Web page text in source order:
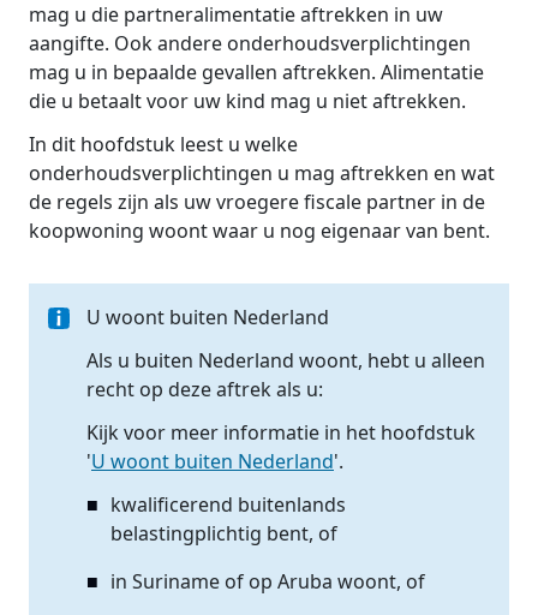
mag u die partneralimentatie aftrekken in uw
aangifte. Ook andere onderhoudsverplichtingen
mag u in bepaalde gevallen aftrekken. Alimentatie
die u betaalt voor uw kind mag u niet aftrekken.
In dit hoofdstuk leest u welke
onderhoudsverplichtingen u mag aftrekken en wat
de regels zijn als uw vroegere fiscale partner in de
koopwoning woont waar u nog eigenaar van bent.
U woont buiten Nederland
Als u buiten Nederland woont, hebt u alleen
recht op deze aftrek als u:
Kijk voor meer informatie in het hoofdstuk
'U woont buiten Nederland'.
kwalificerend buitenlands
belastingplichtig bent, of
in Suriname of op Aruba woont, of